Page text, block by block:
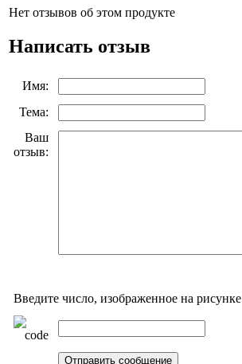
Нет отзывов об этом продукте
Написать отзыв
Имя:
Тема:
Ваш
отзыв:
Введите число, изображенное на рисунке